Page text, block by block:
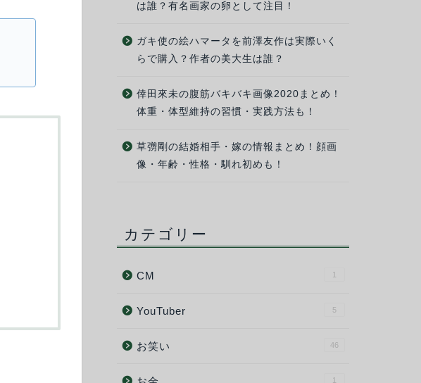
は誰？有名画家の卵として注目！
ガキ使の絵ハマータを前澤友作は実際いく
らで購入？作者の美大生は誰？
倖田來未の腹筋バキバキ画像2020まとめ！
体重・体型維持の習慣・実践方法も！
草彅剛の結婚相手・嫁の情報まとめ！顔画
像・年齢・性格・馴れ初めも！
カテゴリー
CM 1
YouTuber 5
お笑い 46
1